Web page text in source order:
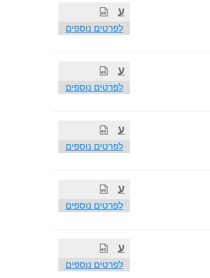
ע
לפרטים נוספים
ע
לפרטים נוספים
ע
לפרטים נוספים
ע
לפרטים נוספים
ע
לפרטים נוספים